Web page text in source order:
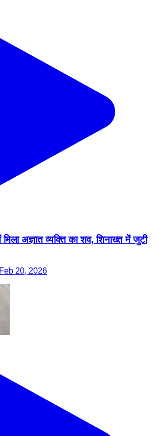
मिला अज्ञात व्यक्ति का शव, शिनाख्त में जुटी
20, 2026